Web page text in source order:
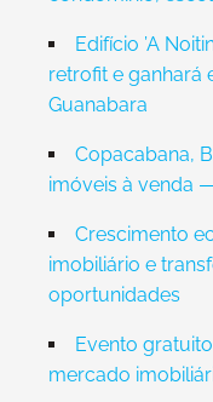
Edifício ’A
retrofit e ganhará
Guanabara
Copacabana,
imóveis à venda
Crescimento
imobiliário e
oportunidades
Evento
mercado